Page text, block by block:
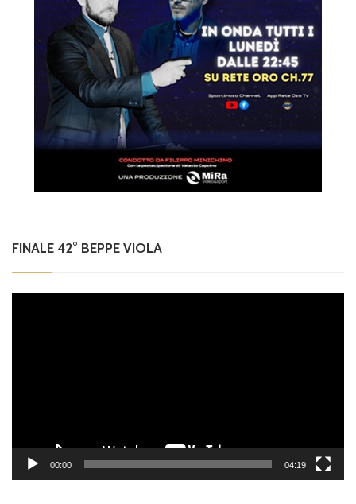
FINALE 42° BEPPE VIOLA
00:00 04:19